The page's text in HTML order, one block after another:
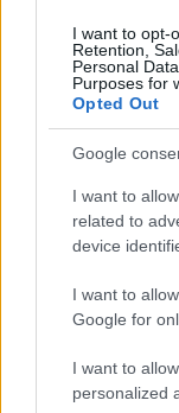
I want to opt-
Retention,
Personal
Purposes for
Opted Out
Google
I want to
related to
device
I want to
Google for
I want to
personalized
Continua
CALCIO